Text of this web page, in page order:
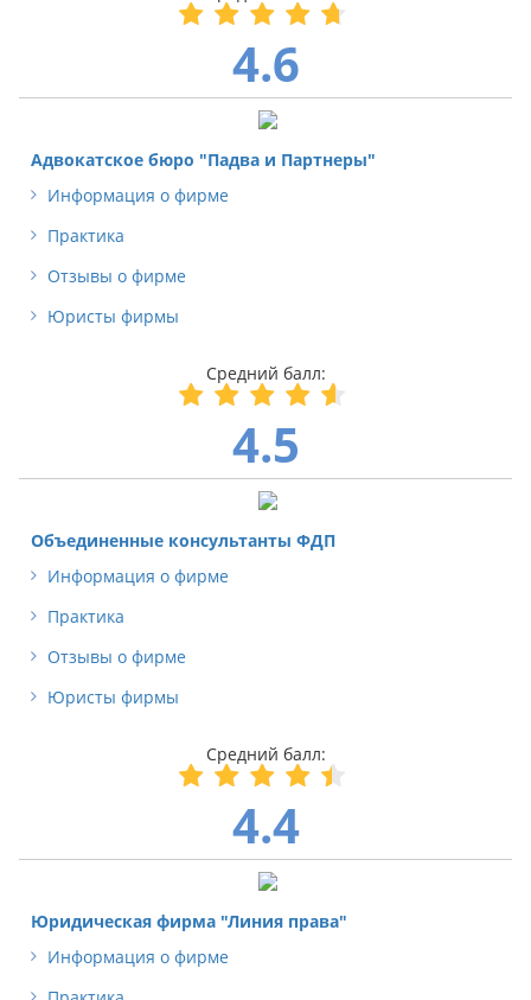
4.6
Адвокатское бюро "Падва и Партнеры"
Информация о фирме
Практика
Отзывы о фирме
Юристы фирмы
4.5
Объединенные консультанты ФДП
Информация о фирме
Практика
Отзывы о фирме
Юристы фирмы
4.4
Юридическая фирма "Линия права"
Информация о фирме